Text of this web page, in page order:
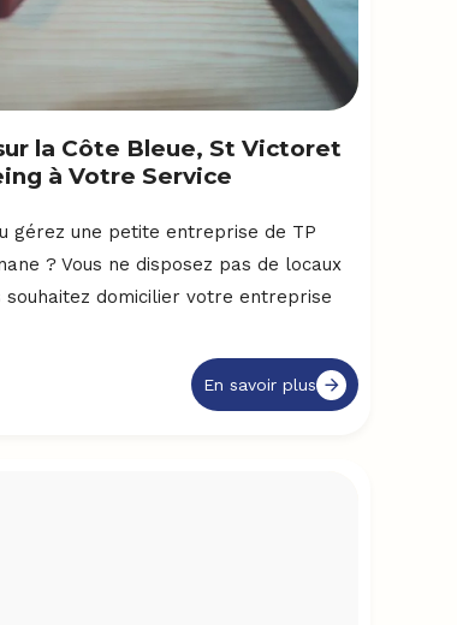
la Côte Bleue, St Victoret
à Votre Service
gérez une petite entreprise de TP
? Vous ne disposez pas de locaux
souhaitez domicilier votre entreprise
En savoir plus